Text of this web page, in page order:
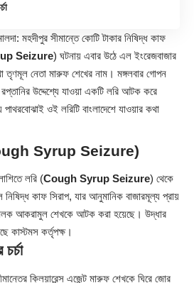
: মহদীপুর সীমান্তে কোটি টাকার নিষিদ্ধ কাফ
Seizure) ঘটনায় এবার উঠে এল ইংরেজবাজার
তৃণমূল নেতা মারুফ শেখের নাম। মঙ্গলবার গোপন
রপ্তানির উদ্দেশ্যে যাওয়া একটি লরি আটক করে
ওই লরিটি বাংলাদেশে যাওয়ার কথা
Syrup Seizure)
লরি (Cough Syrup Seizure) থেকে
কাফ সিরাপ, যার আনুমানিক বাজারমূল্য প্রায়
আকরামুল শেখকে আটক করা হয়েছে। উদ্ধার
কাস্টমস কর্তৃপক্ষ।
ক্লিয়ারেন্স এজেন্ট মারুফ শেখকে ঘিরে জোর